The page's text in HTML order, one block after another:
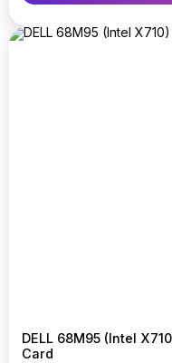
DELL 68M95 (Intel
Card